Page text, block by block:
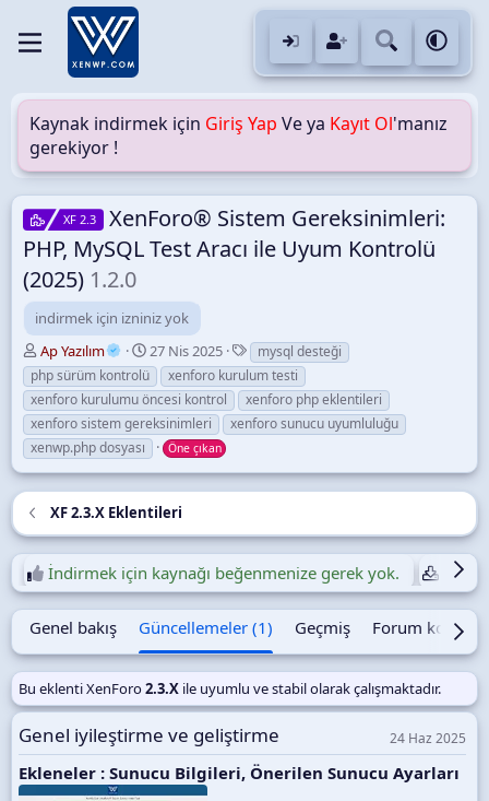
Kaynak indirmek için Giriş Yap Ve ya Kayıt Ol'manız
gerekiyor !
XF 2.3
XenForo® Sistem Gereksinimleri:
PHP, MySQL Test Aracı ile Uyum Kontrolü
(2025) 1.2.0
indirmek için izniniz yok
Y
a
z
a
r
Ap Yazılım
O
l
u
ş
t
u
r
u
l
a
t
a
r
i
i
27 Nis 2025
E
t
i
k
e
l
e
mysql desteği
php sürüm kontrolü
xenforo kurulum testi
xenforo kurulumu öncesi kontrol
xenforo php eklentileri
xenforo sistem gereksinimleri
xenforo sunucu uyumluluğu
xenwp.php dosyası
Öne çıkan
XF 2.3.X Eklentileri
İndirmek için kaynağı beğenmenize gerek yok.
Genel bakış Güncellemeler (1) Geçmiş Forum konusu
Bu eklenti XenForo2.3.X ile uyumlu ve stabil olarak çalışmaktadır.
Genel iyileştirme ve geliştirme 24 Haz 2025
Ekleneler : Sunucu Bilgileri, Önerilen Sunucu Ayarları